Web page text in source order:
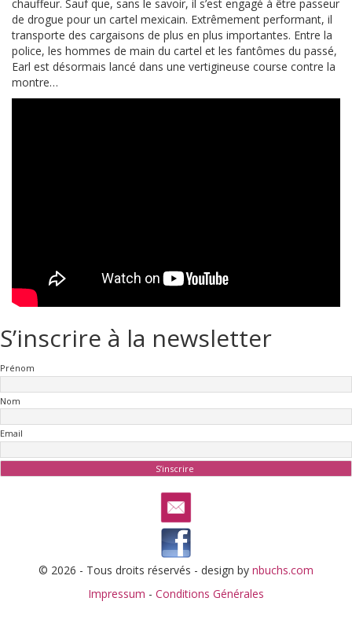
chauffeur. Sauf que, sans le savoir, il s’est engagé à être passeur
de drogue pour un cartel mexicain. Extrêmement performant, il
transporte des cargaisons de plus en plus importantes. Entre la
police, les hommes de main du cartel et les fantômes du passé,
Earl est désormais lancé dans une vertigineuse course contre la
montre…
S’inscrire à la newsletter
Prénom
Nom
Email
© 2026 - Tous droits réservés - design by nbuchs.com
Impressum - Conditions Générales